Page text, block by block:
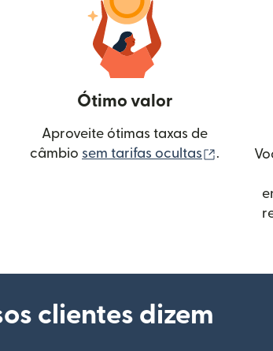
Ótimo valor
Aproveite ótimas taxas de
câmbio sem tarifas ocultas (abre
.
clientes dizem